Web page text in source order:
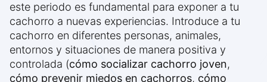
este periodo es fundamental para exponer a tu
cachorro a nuevas experiencias. Introduce a tu
cachorro en diferentes personas, animales,
entornos y situaciones de manera positiva y
controlada (cómo socializar cachorro joven,
cómo prevenir miedos en cachorros, cómo